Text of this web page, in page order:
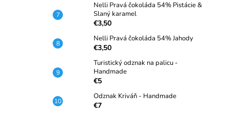
Nelli Pravá čokoláda 54% Pistácie &
Slaný karamel
€3,50
Nelli Pravá čokoláda 54% Jahody
€3,50
Turistický odznak na palicu -
Handmade
€5
Odznak Kriváň - Handmade
€7